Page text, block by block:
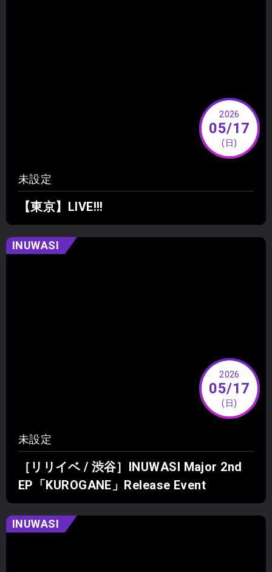
2026
05/17
(日)
未設定
【東京】LIVE!!!
INUWASI
2026
05/17
(日)
未設定
［リリイベ / 渋谷］INUWASI Major 2nd
EP「KUROGANE」Release Event
INUWASI